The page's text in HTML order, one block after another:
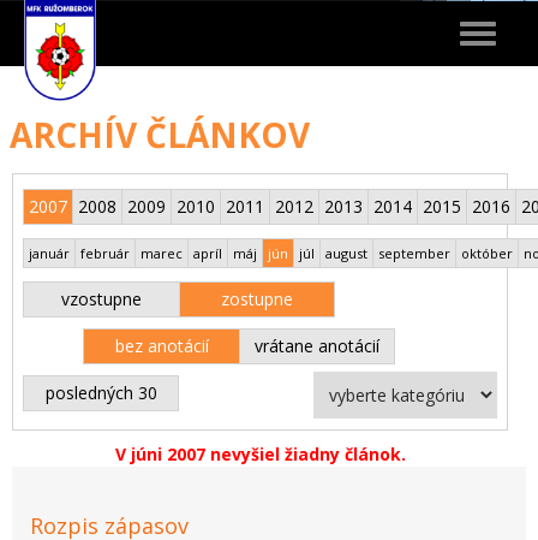
Toggle
ARCHÍV ČLÁNKOV
2007 2008 2009 2010 2011 2012 2013 2014 2015 2016
január február marec apríl máj jún júl august september október
vzostupne zostupne
bez anotácií vrátane anotácií
posledných 30
V júni 2007 nevyšiel žiadny článok.
Rozpis zápasov